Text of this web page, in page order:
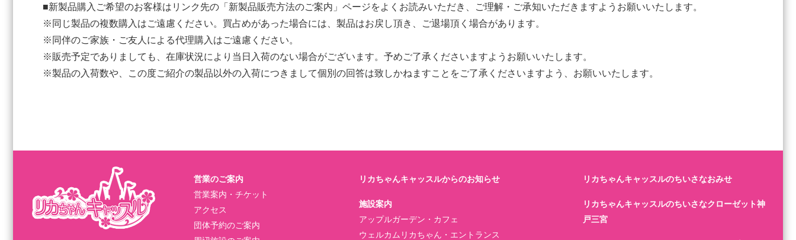
■新製品購入ご希望のお客様はリンク先の「新製品販売方法のご案内」ページをよくお読みいただき、ご理解・ご承知いただきますようお願いいたします。
※同じ製品の複数購入はご遠慮ください。買占めがあった場合には、製品はお戻し頂き、ご退場頂く場合があります。
※同伴のご家族・ご友人による代理購入はご遠慮ください。
※販売予定でありましても、在庫状況により当日入荷のない場合がございます。予めご了承くださいますようお願いいたします。
※製品の入荷数や、この度ご紹介の製品以外の入荷につきまして個別の回答は致しかねますことをご了承くださいますよう、お願いいたします。
営業のご案内
営業案内・チケット
アクセス
団体予約のご案内
リカちゃんキャッスルからのお知らせ
施設案内
アップルガーデン・カフェ
ウェルカムリカちゃん・エントランス
リカちゃんキャッスルのちいさなおみせ
リカちゃんキャッスルのちいさなクローゼット神
戸三宮